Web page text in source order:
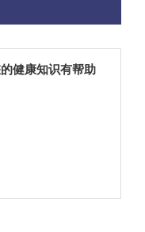
健康知识有帮助